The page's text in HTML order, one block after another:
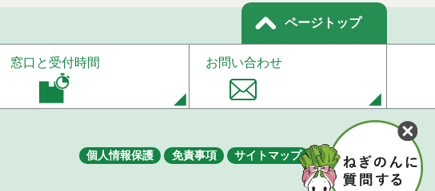
ページトップ
窓口と受付時間 お問い合わせ
個人情報保護 免責事項 サイトマップ 著作権